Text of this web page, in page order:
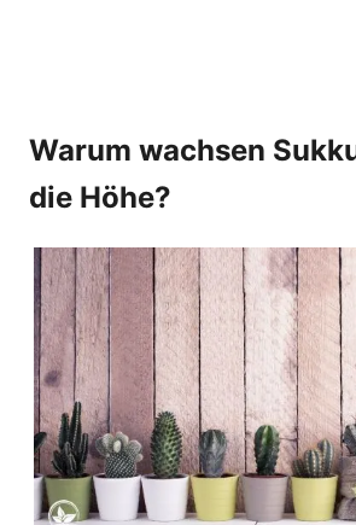
Warum wachsen
die Höhe?